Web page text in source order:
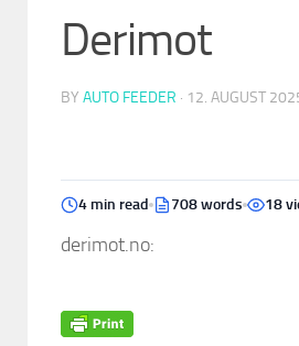
Derimot
BY AUTO FEEDER · 12. AUGUST
4 min read 708 words 18
derimot.no: